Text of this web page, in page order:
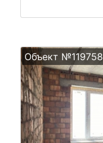
Объект №119758